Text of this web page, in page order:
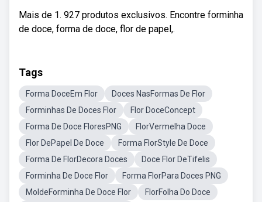
Mais de 1. 927 produtos exclusivos. Encontre forminha
de doce, forma de doce, flor de papel,.
Tags
Forma DoceEm Flor
Doces NasFormas De Flor
Forminhas De Doces Flor
Flor DoceConcept
Forma De Doce FloresPNG
FlorVermelha Doce
Flor DePapel De Doce
Forma FlorStyle De Doce
Forma De FlorDecora Doces
Doce Flor DeTifelis
Forminha De Doce Flor
Forma FlorPara Doces PNG
MoldeForminha De Doce Flor
FlorFolha Do Doce